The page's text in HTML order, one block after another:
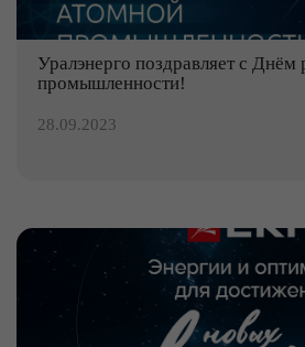
Уралэнерго поздравляет с Днём
промышленности!
28.09.2023